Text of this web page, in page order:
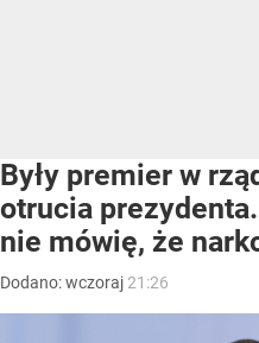
Były premier w
otrucia
nie mówię, że
Dodano:wczoraj 21:26